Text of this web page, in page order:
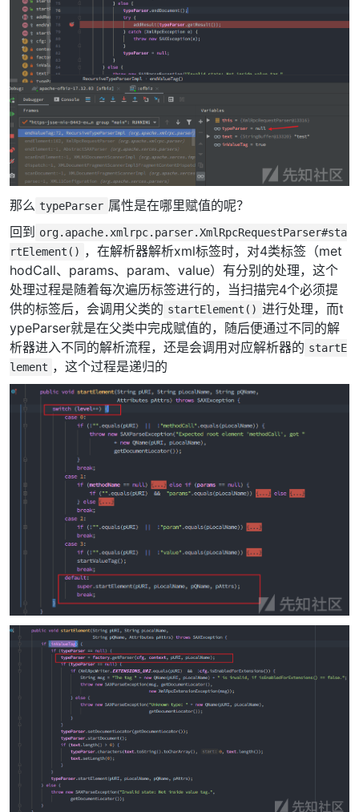
那么 typeParser 属性是在哪里赋值的呢？
回到
org.apache.xmlrpc.parser.XmlRpcRequestParser#sta
rtElement() ，在解析器解析xml标签时，对4类标签（met
hodCall、params、param、value）有分别的处理，这个
处理过程是随着每次遍历标签进行的，当扫描完4个必须提
供的标签后，会调用父类的 startElement() 进行处理，而t
ypeParser就是在父类中完成赋值的，随后便通过不同的解
析器进入不同的解析流程，还是会调用对应解析器的 startE
lement ，这个过程是递归的